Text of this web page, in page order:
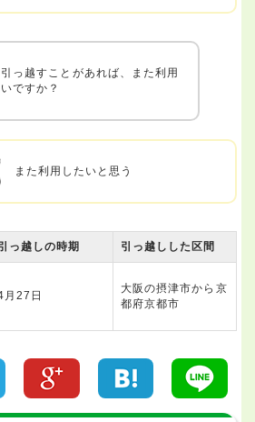
っ越すことがあれば、また利用
ですか？
また利用したいと思う
っ越しの時期 引っ越しした区間
月27日
大阪の摂津市から京
都府京都市